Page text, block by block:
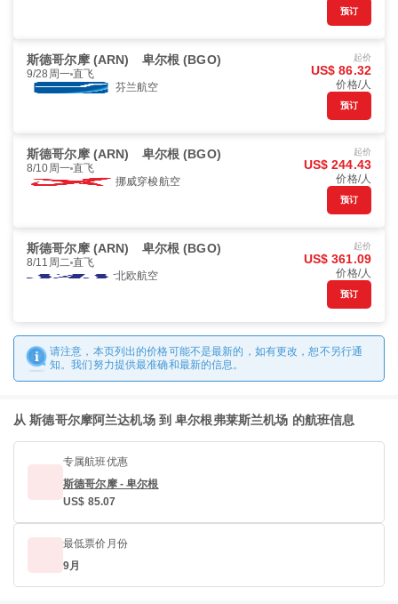
预订
斯德哥尔摩 (ARN) 卑尔根 (BGO)
9/28周一 直飞
芬兰航空
起价
US$ 86.32
价格/人
预订
斯德哥尔摩 (ARN) 卑尔根 (BGO)
8/10周一 直飞
挪威穿梭航空
起价
US$ 244.43
价格/人
预订
斯德哥尔摩 (ARN) 卑尔根 (BGO)
8/11周二 直飞
北欧航空
起价
US$ 361.09
价格/人
预订
请注意，本页列出的价格可能不是最新的，如有更改，恕不另行通
知。我们努力提供最准确和最新的信息。
从 斯德哥尔摩阿兰达机场 到 卑尔根弗莱斯兰机场 的航班信息
专属航班优惠
斯德哥尔摩 - 卑尔根
US$ 85.07
最低票价月份
9月